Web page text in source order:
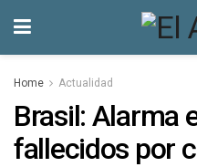
Home Actualidad
Brasil: Alarma
fallecidos por